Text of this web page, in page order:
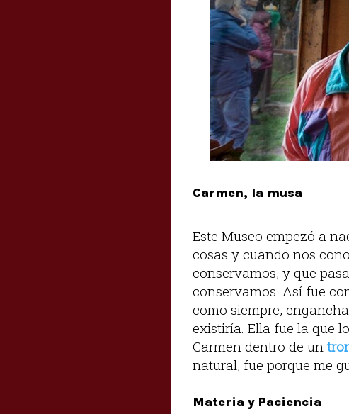
Carmen, la musa
Este Museo empezó a
cosas y cuando nos
conservamos, y que
conservamos. Así fue
como siempre,
existiría. Ella fue la que
Carmen dentro de un
natural, fue porque me
Materia y Paciencia